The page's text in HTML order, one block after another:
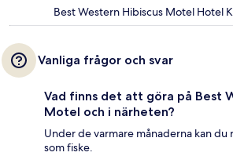
Best Western Hibiscus Motel Hotel
Vanliga frågor och svar
Vad finns det att göra på Best
Motel och i närheten?
Under de varmare månaderna kan
som fiske.